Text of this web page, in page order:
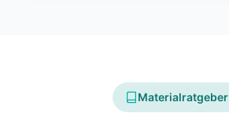
Materialratgeber